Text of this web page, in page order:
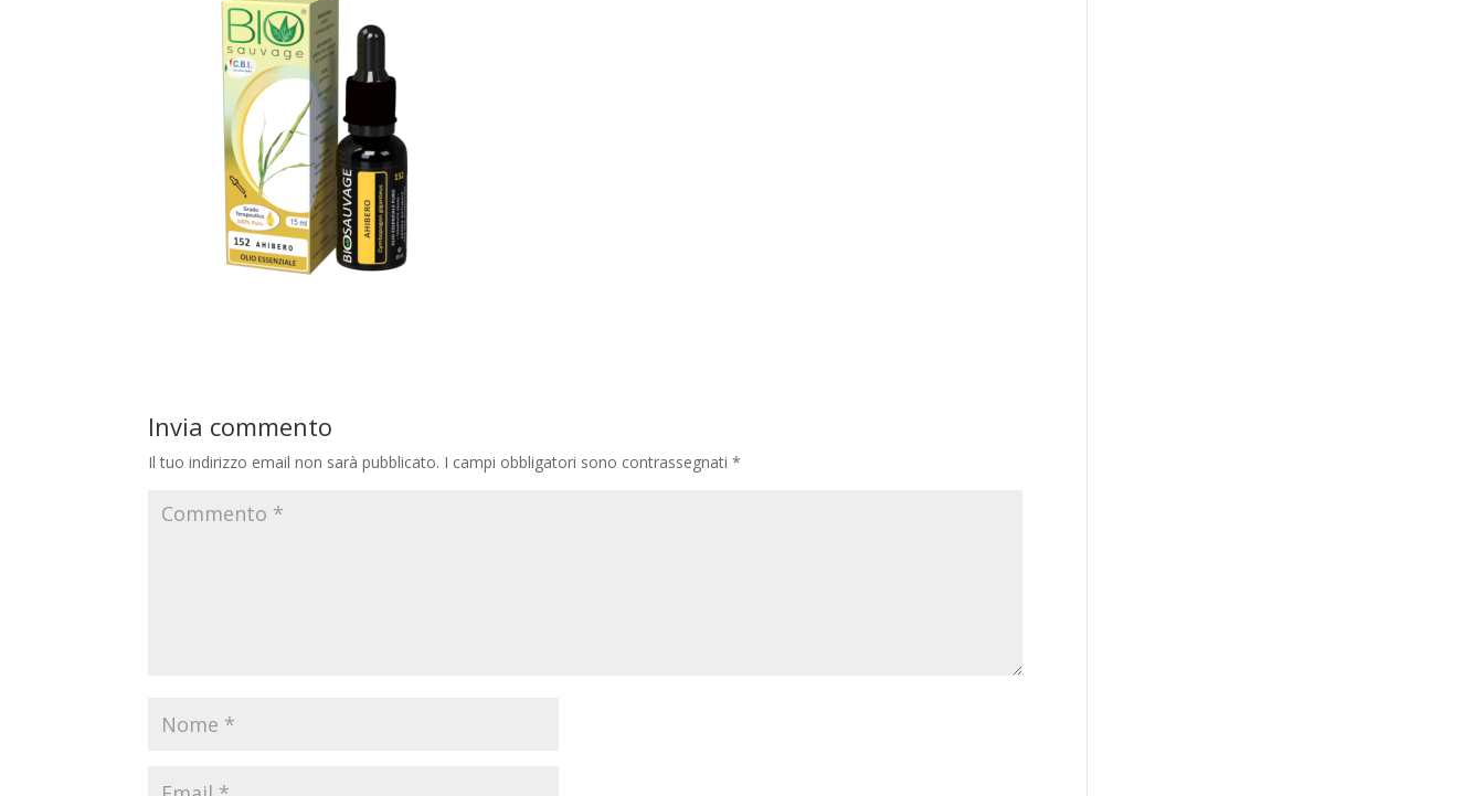
Invia commento
Il tuo indirizzo email non sarà pubblicato. I campi obbligatori sono contrassegnati*